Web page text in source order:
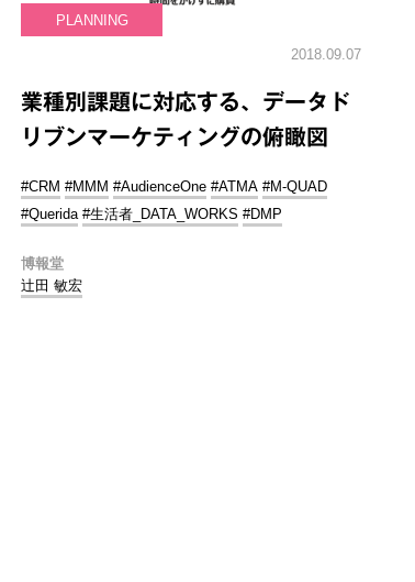
PLANNING
2018.09.07
業種別課題に対応する、データド
リブンマーケティングの俯瞰図
#CRM #MMM #AudienceOne #ATMA #M-QUAD
#Querida #生活者_DATA_WORKS #DMP
博報堂
辻田 敏宏